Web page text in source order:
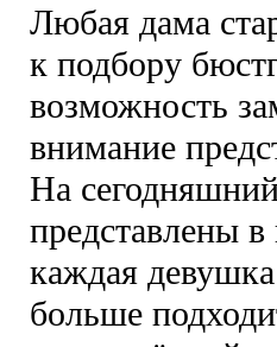
Любая дама
к подбору
возможность
внимание
На
представлены
каждая
больше